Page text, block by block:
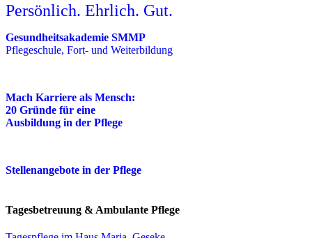
Persönlich. Ehrlich. Gut.
Gesundheitsakademie SMMP
Pflegeschule, Fort- und Weiterbildung
Mach Karriere als Mensch:
20 Gründe für eine
Ausbildung in der Pflege
Stellenangebote in der Pflege
Tagesbetreuung & Ambulante Pflege